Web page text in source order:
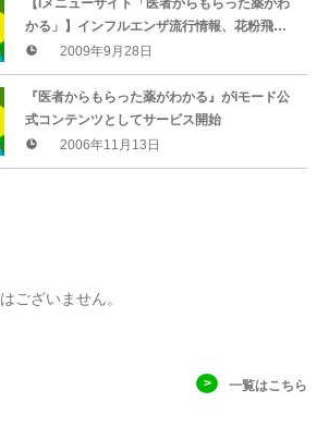
かる」】インフルエンザ流行情報、花粉飛散
予測、健康トピックスなどを配信する新メニ
ュー「流行インフォ」サービス開始！！
2009年9月28日
『医者からもらった薬がわかる』がiモード公
式コンテンツとしてサービス開始
2006年11月13日
ございません。
一覧はこちら